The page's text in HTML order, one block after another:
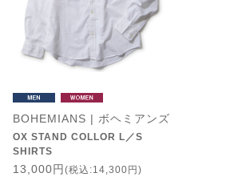
BOHEMIANS | ボヘミアンズ
OX STAND COLLOR L／S
SHIRTS
13,000円 (税込:14,300円)